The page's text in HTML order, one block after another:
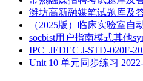
潍坊高新融媒笔试题库及
（2025版）临床实验室
socbist用户指南模式其他
IPC_JEDEC J-STD-020F-
Unit 10 单元同步练习